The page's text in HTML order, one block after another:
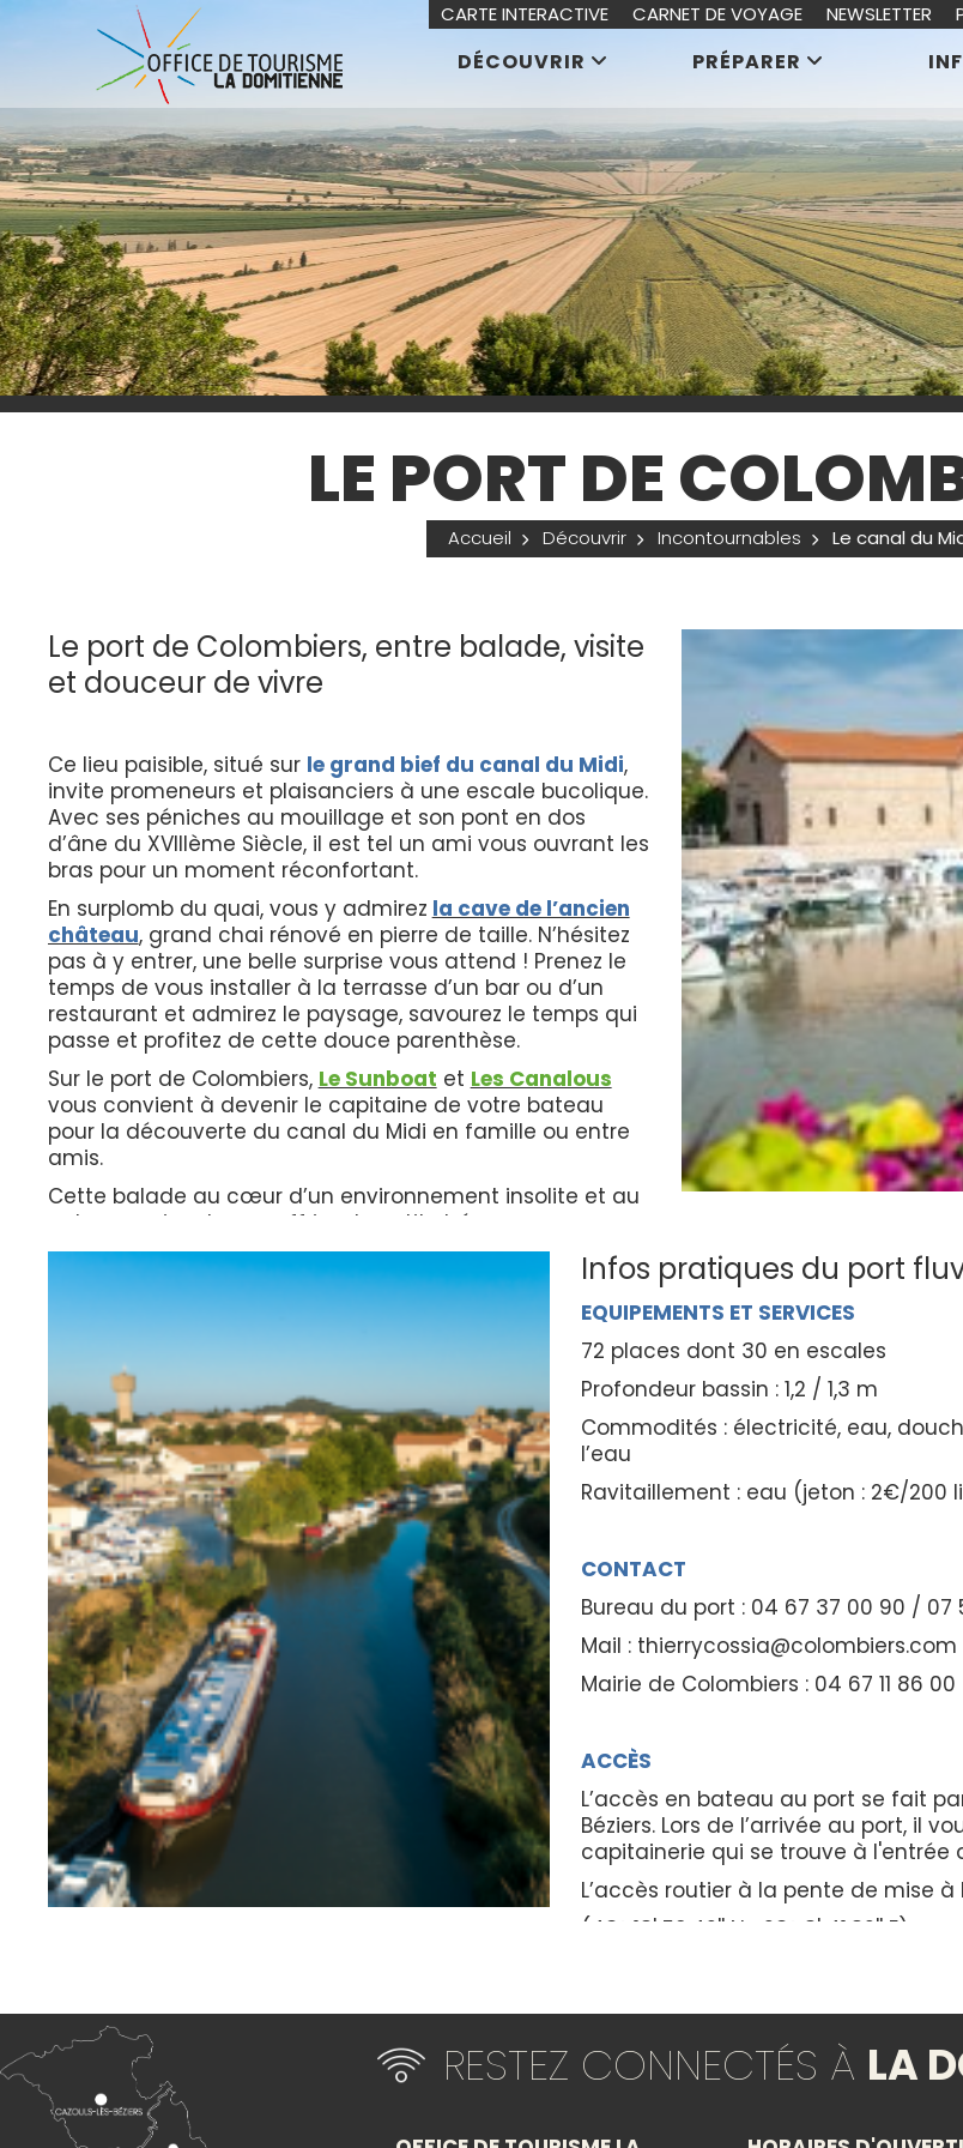
LE PORT DE
Accueil Découvrir Incontournables Le canal du
Le port de Colombiers, entre balade, visite
et douceur de vivre
Ce lieu paisible, situé sur le grand bief du canal du Midi,
invite promeneurs et plaisanciers à une escale bucolique.
Avec ses péniches au mouillage et son pont en dos
d’âne du XVIIIème Siècle, il est tel un ami vous ouvrant les
bras pour un moment réconfortant.
En surplomb du quai, vous y admirez la cave de l’ancien
château, grand chai rénové en pierre de taille. N’hésitez
pas à y entrer, une belle surprise vous attend ! Prenez le
temps de vous installer à la terrasse d’un bar ou d’un
restaurant et admirez le paysage, savourez le temps qui
passe et profitez de cette douce parenthèse.
Sur le port de Colombiers, Le Sunboat et Les Canalous
vous convient à devenir le capitaine de votre bateau
pour la découverte du canal du Midi en famille ou entre
amis.
Cette balade au cœur d’un environnement insolite et au
calme apaisant vous offrira de petits trésors.
Infos pratiques du port
EQUIPEMENTS ET SERVICES
72 places dont 30 en escales
Profondeur bassin : 1,2 / 1,3 m
Commodités : électricité, eau,
l’eau
Ravitaillement : eau (jeton : 2€/200
CONTACT
Bureau du port : 04 67 37 00 90 / 07
Mail : thierrycossia@colombiers.com
Mairie de Colombiers : 04 67 11 86 00
ACCÈS
L’accès en bateau au port se fait
Béziers. Lors de l’arrivée au port, il
capitainerie qui se trouve à
L’accès routier à la pente de mise
(43° 18' 50.42'' N -23° 8' 41.82'' E).
DÉCOUVRIR PRÉPARER
CARTE INTERACTIVE CARNET DE VOYAGE NEWSLETTER
RESTEZ CONNECTÉS À LA